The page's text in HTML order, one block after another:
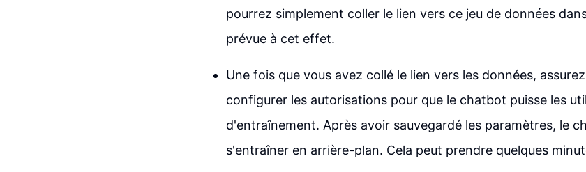
pourrez simplement coller le lien vers ce jeu de données
prévue à cet effet.
Une fois que vous avez collé le lien vers les données,
configurer les autorisations pour que le chatbot puisse les
d'entraînement. Après avoir sauvegardé les paramètres, le
s'entraîner en arrière-plan. Cela peut prendre quelques